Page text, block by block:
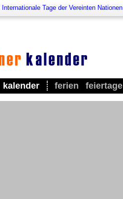
Internationale Tage der Vereinten Nationen
kalender ferien feiertage